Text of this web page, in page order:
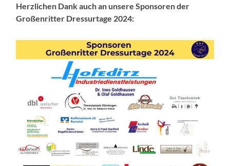
Herzlichen Dank auch an unsere Sponsoren der
Großenritter Dressurtage 2024: